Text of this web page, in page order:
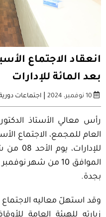
انعقاد الاجتماع
بعد المائة للإدارات
10 نوفمبر، 2024 | اجتماعات
رأس معالي الأستاذ
العام للمجمع، الاجتماع
بجدة.
وقد استهلّ معاليه
زيارته للهيئة العامة